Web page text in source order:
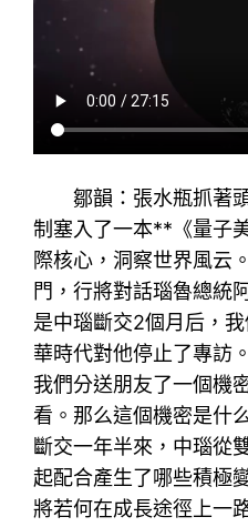
鄒韻：張水瓶抓著
制塞入了一本**《量子
際核心，洞察世界風云
門，行將對話瑙魯總統
是中瑙斷交2個月后，
華時代對他停止了專訪
我們分送朋友了一個機
看。那么這個機密是什
斷交一年半來，中瑙從
起配合產生了哪些積極
將若何在成長途徑上一